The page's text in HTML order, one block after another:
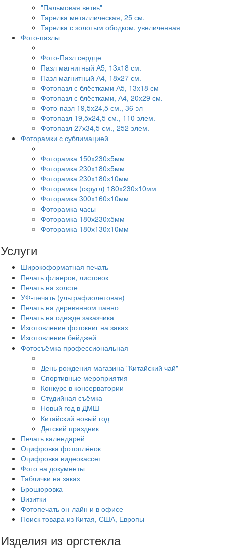
"Пальмовая ветвь"
Тарелка металлическая, 25 см.
Тарелка с золотым ободком, увеличенная
Фото-пазлы
Фото-Пазл сердце
Пазл магнитный А5, 13х18 см.
Пазл магнитный А4, 18х27 см.
Фотопазл с блёстками А5, 13х18 см
Фотопазл с блёстками, А4, 20х29 см.
Фото-пазл 19,5х24,5 см., 36 эл
Фотопазл 19,5х24,5 см., 110 элем.
Фотопазл 27х34,5 см., 252 элем.
Фоторамки с сублимацией
Фоторамка 150х230х5мм
Фоторамка 230х180х5мм
Фоторамка 230х180х10мм
Фоторамка (скругл) 180х230х10мм
Фоторамка 300х160х10мм
Фоторамка-часы
Фоторамка 180х230х5мм
Фоторамка 180х130х10мм
Услуги
Широкоформатная печать
Печать флаеров, листовок
Печать на холсте
УФ-печать (ультрафиолетовая)
Печать на деревянном панно
Печать на одежде заказчика
Изготовление фотокниг на заказ
Изготовление бейджей
Фотосъёмка профессиональная
День рождения магазина "Китайский чай"
Спортивные мероприятия
Конкурс в консерватории
Студийная съёмка
Новый год в ДМШ
Китайский новый год
Детский праздник
Печать календарей
Оцифровка фотоплёнок
Оцифровка видеокассет
Фото на документы
Таблички на заказ
Брошюровка
Визитки
Фотопечать он-лайн и в офисе
Поиск товара из Китая, США, Европы
Изделия из оргстекла